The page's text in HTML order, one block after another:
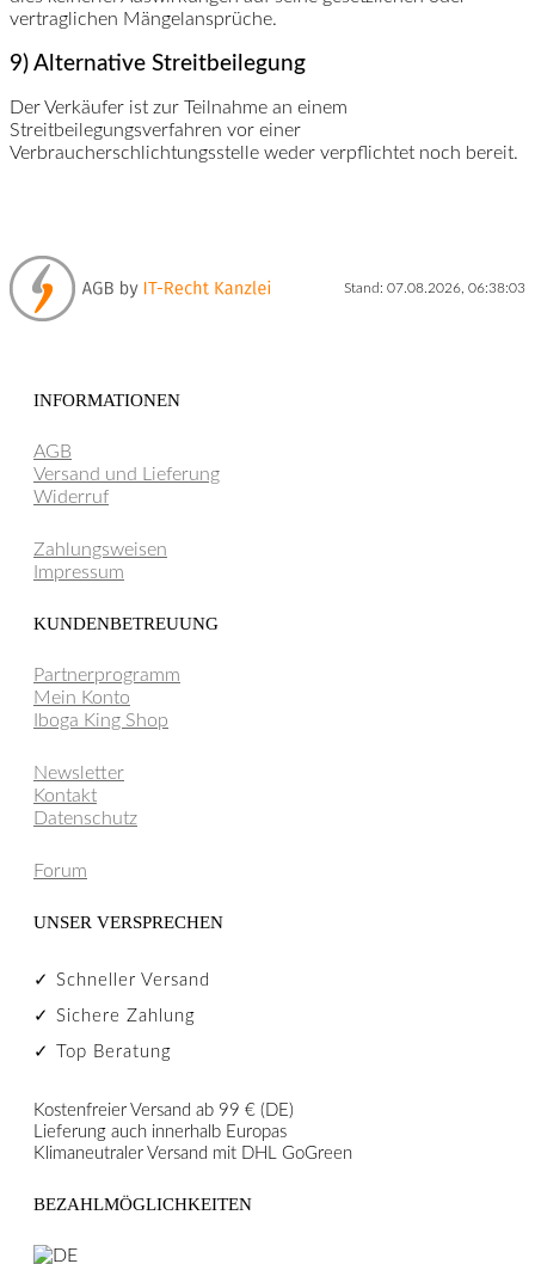
vertraglichen Mängelansprüche.
9) Alternative Streitbeilegung
Der Verkäufer ist zur Teilnahme an einem
Streitbeilegungsverfahren vor einer
Verbraucherschlichtungsstelle weder verpflichtet noch bereit.
Stand: 07.08.2026, 06:38:03
INFORMATIONEN
AGB
Versand und Lieferung
Widerruf
Zahlungsweisen
Impressum
KUNDENBETREUUNG
Partnerprogramm
Mein Konto
Iboga King Shop
Newsletter
Kontakt
Datenschutz
Forum
UNSER VERSPRECHEN
✓ Schneller Versand
✓ Sichere Zahlung
✓ Top Beratung
Kostenfreier Versand ab 99 € (DE)
Lieferung auch innerhalb Europas
Klimaneutraler Versand mit DHL GoGreen
BEZAHLMÖGLICHKEITEN